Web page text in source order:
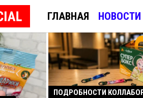
ГЛАВНАЯ НОВОСТИ
ПОДРОБНОСТИ